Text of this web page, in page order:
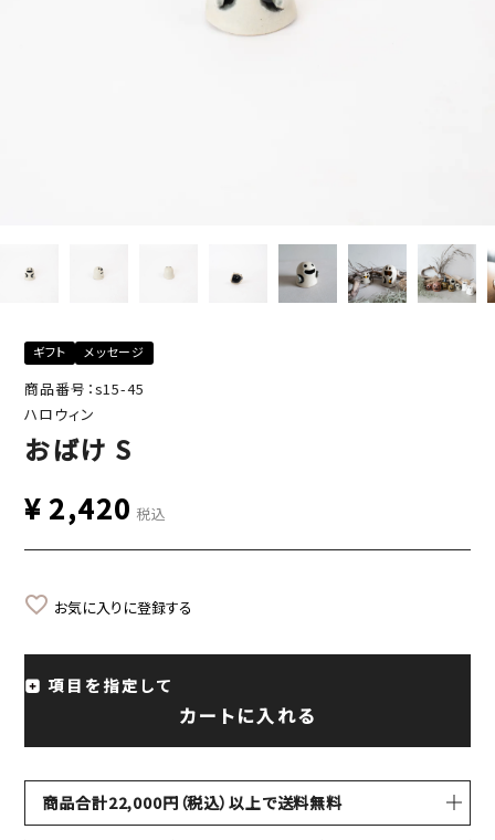
ギフト メッセージ
商品番号：s15-45
ハロウィン
おばけ S
¥2,420 税込
お気に入りに登録する
項目を指定して
カートに入れる
商品合計22,000円（税込）以上で送料無料